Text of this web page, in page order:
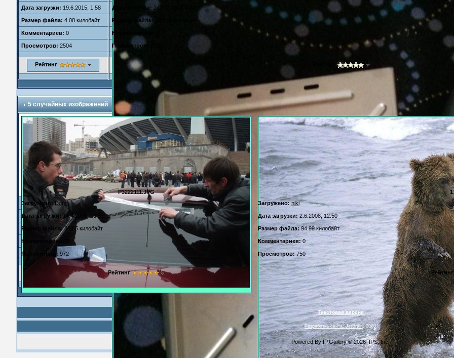
Дата загрузки: 19.6.2015, 1:58
Размер файла: 4.08 килобайт
Комментариев: 0
Просмотров: 2504
Рейтинг
Дата загрузки: 24.3.2015, 13:22
Размер файла:
Комментариев:
Просмотров:
5 случайных изображений
P3222111.JPG
Загружено: Donc
Дата загрузки:14.4.2008, 13:51
Размер файла:83.65 килобайт
Комментариев:
Просмотров: 972
Рейтинг
Загружено: niki
Дата загрузки: 2.6.2008, 12:50
Размер файла:94.99 килобайт
Комментариев:0
Просмотров: 750
Рейтинг
Текстовая версия
Разработка сайта: JetBrain, 2008
Powered ByIP.Gallery© 2026 IPS, Inc.